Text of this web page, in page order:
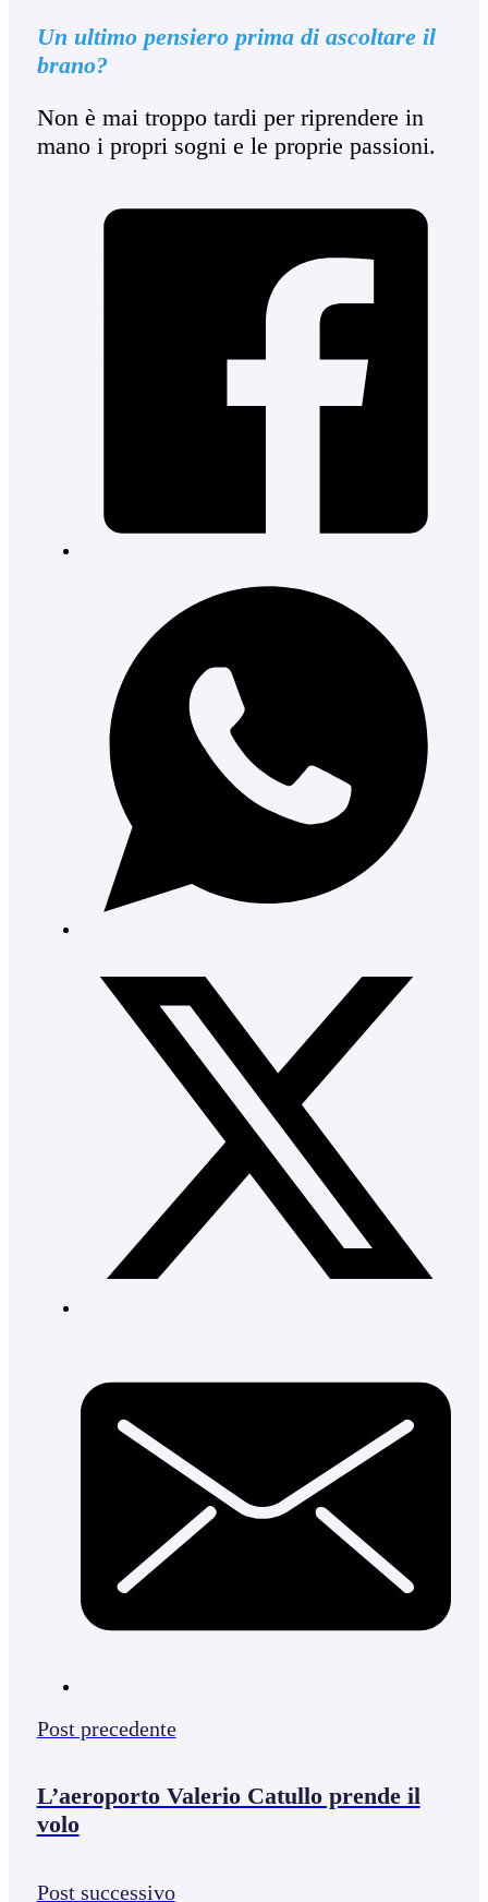
Un ultimo pensiero prima di ascoltare il
brano?
Non è mai troppo tardi per riprendere in
mano i propri sogni e le proprie passioni.
Post precedente
L’aeroporto Valerio Catullo prende il
volo
Post successivo